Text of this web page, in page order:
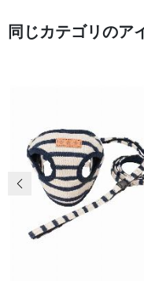
同じカテゴリのア
前の画像